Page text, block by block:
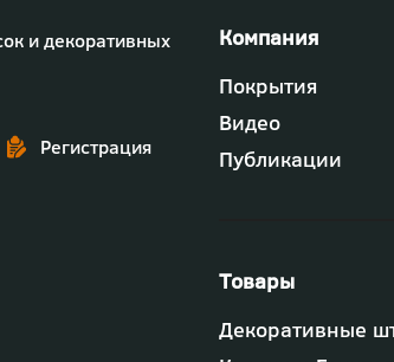
и декоративных
Регистрация
Футер
-
меню
Покрытия
Видео
Публикации
Футер
-
Декоративные